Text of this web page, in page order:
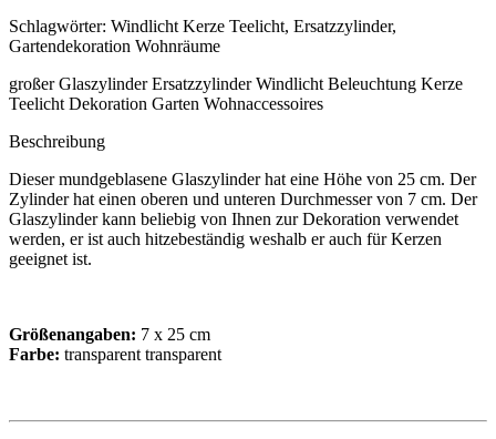
Schlagwörter: Windlicht Kerze Teelicht, Ersatzzylinder,
Gartendekoration Wohnräume
großer Glaszylinder Ersatzzylinder Windlicht Beleuchtung Kerze
Teelicht Dekoration Garten Wohnaccessoires
Beschreibung
Dieser mundgeblasene Glaszylinder hat eine Höhe von 25 cm. Der
Zylinder hat einen oberen und unteren Durchmesser von 7 cm. Der
Glaszylinder kann beliebig von Ihnen zur Dekoration verwendet
werden, er ist auch hitzebeständig weshalb er auch für Kerzen
geeignet ist.
Größenangaben: 7 x 25 cm
Farbe: transparent transparent